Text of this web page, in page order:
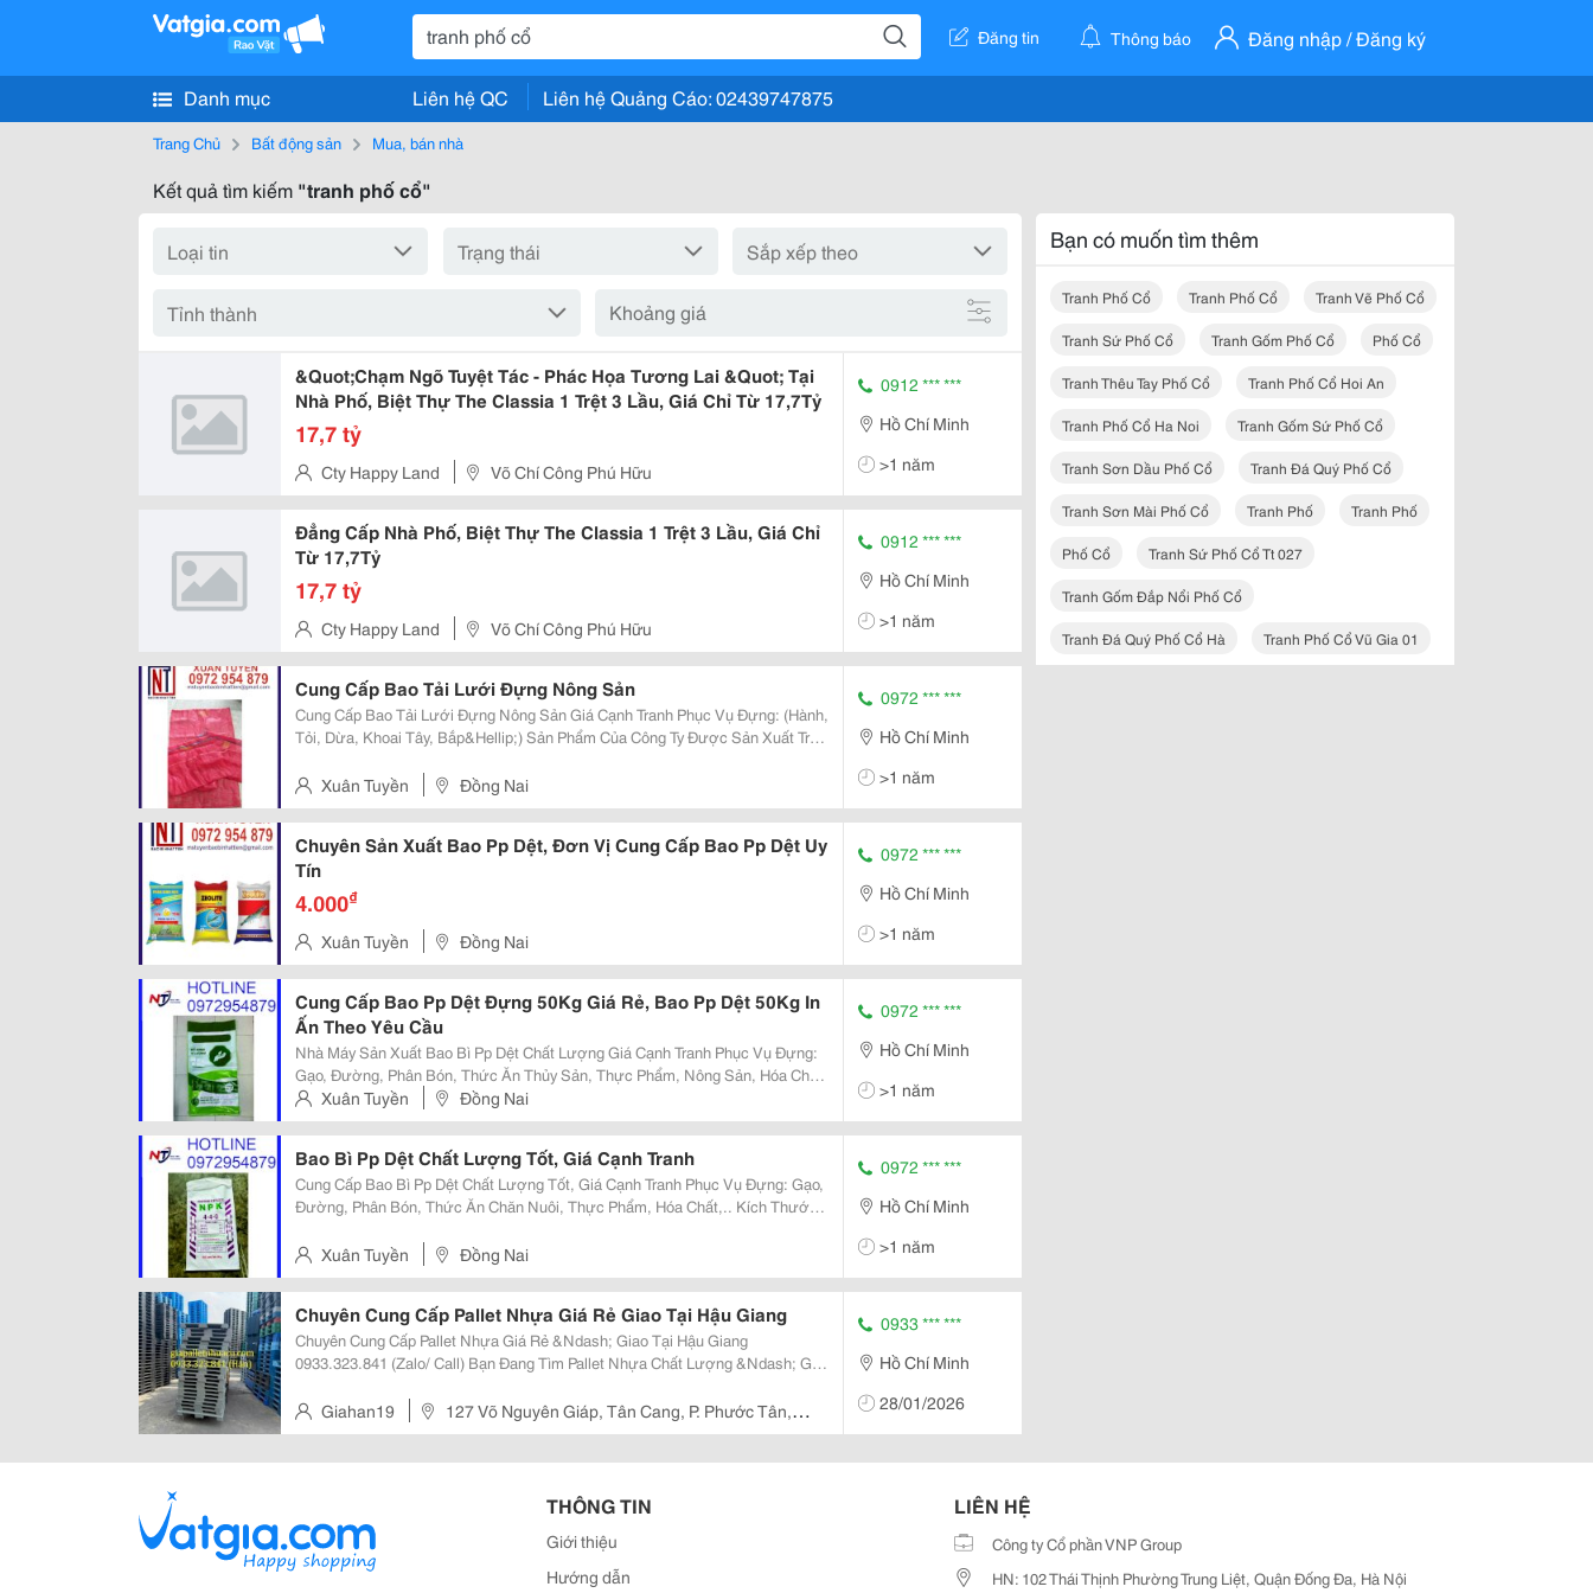
Đăng tin Thông báo Đăng nhập / Đăng ký
Danh mục Liên hệ QC Liên hệ Quảng Cáo: 02439747875
Trang Chủ Bất động sản Mua, bán nhà
Kết quả tìm kiếm "tranh phố cổ"
Khoảng giá
&Quot;Chạm Ngõ Tuyệt Tác - Phác Họa Tương Lai &Quot; Tại
Nhà Phố, Biệt Thự The Classia 1 Trệt 3 Lầu, Giá Chỉ Từ 17,7Tỷ
17,7 tỷ
Cty Happy Land Võ Chí Công Phú Hữu
0912 *** ***
Hồ Chí Minh
>1 năm
Đẳng Cấp Nhà Phố, Biệt Thự The Classia 1 Trệt 3 Lầu, Giá Chỉ
Từ 17,7Tỷ
17,7 tỷ
Cty Happy Land Võ Chí Công Phú Hữu
0912 *** ***
Hồ Chí Minh
>1 năm
Cung Cấp Bao Tải Lưới Đựng Nông Sản
Cung Cấp Bao Tải Lưới Đựng Nông Sản Giá Cạnh Tranh Phục Vụ Đựng: (Hành,
Tỏi, Dừa, Khoai Tây, Bắp&Hellip;) Sản Phẩm Của Công Ty Được Sản Xuất Trên
Đảm Chất Lượng Theo Yêu Cầu...
Xuân Tuyền Đồng Nai
0972 *** ***
Hồ Chí Minh
>1 năm
Chuyên Sản Xuất Bao Pp Dệt, Đơn Vị Cung Cấp Bao Pp Dệt Uy
Tín
4.000₫
Xuân Tuyền Đồng Nai
0972 *** ***
Hồ Chí Minh
>1 năm
Cung Cấp Bao Pp Dệt Đựng 50Kg Giá Rẻ, Bao Pp Dệt 50Kg In
Ấn Theo Yêu Cầu
Nhà Máy Sản Xuất Bao Bì Pp Dệt Chất Lượng Giá Cạnh Tranh Phục Vụ Đựng:
Gạo, Đường, Phân Bón, Thức Ăn Thủy Sản, Thực Phẩm, Nông Sản, Hóa Chất,
Hạt Nhựa,.. Công Suất Đạt 2.000.000 Bao/ Tháng Đáp Ứng Đa Dạng Trọng
Lượng Từ 5Kg Đến 50Kg In Ấn
Xuân Tuyền Đồng Nai
0972 *** ***
Hồ Chí Minh
>1 năm
Bao Bì Pp Dệt Chất Lượng Tốt, Giá Cạnh Tranh
Cung Cấp Bao Bì Pp Dệt Chất Lượng Tốt, Giá Cạnh Tranh Phục Vụ Đựng: Gạo,
Đường, Phân Bón, Thức Ăn Chăn Nuôi, Thực Phẩm, Hóa Chất,.. Kích Thước
Ngay Với Chúng Tôi Bạn Sẽ Tìm...
Xuân Tuyền Đồng Nai
0972 *** ***
Hồ Chí Minh
>1 năm
Chuyên Cung Cấp Pallet Nhựa Giá Rẻ Giao Tại Hậu Giang
Chuyên Cung Cấp Pallet Nhựa Giá Rẻ &Ndash; Giao Tại Hậu Giang
0933.323.841 (Zalo/ Call) Bạn Đang Tìm Pallet Nhựa Chất Lượng &Ndash; Giá
Cấp Pallet Nhựa Mới Và Đã Qua Sử Dụng Với...
Giahan19
127 Võ Nguyên Giáp, Tân Cang, P. Phước Tân,
Tp. Biên Hòa, Đồng Nai
0933 *** ***
Hồ Chí Minh
28/01/2026
Bạn có muốn tìm thêm
Tranh Phố Cổ Tranh Phố Cổ Tranh Vẽ Phố Cổ
Tranh Sứ Phố Cổ Tranh Gốm Phố Cổ Phố Cổ
Tranh Thêu Tay Phố Cổ Tranh Phố Cổ Hoi An
Tranh Phố Cổ Ha Noi Tranh Gốm Sứ Phố Cổ
Tranh Sơn Dầu Phố Cổ Tranh Đá Quý Phố Cổ
Tranh Sơn Mài Phố Cổ Tranh Phố Tranh Phố
Phố Cổ Tranh Sứ Phố Cổ Tt 027
Tranh Gốm Đắp Nổi Phố Cổ
Tranh Đá Quý Phố Cổ Hà Tranh Phố Cổ Vũ Gia 01
THÔNG TIN
Giới thiệu
Hướng dẫn
LIÊN HỆ
Công ty Cổ phần VNP Group
HN: 102 Thái Thịnh Phường Trung Liệt, Quận Đống Đa, Hà Nội